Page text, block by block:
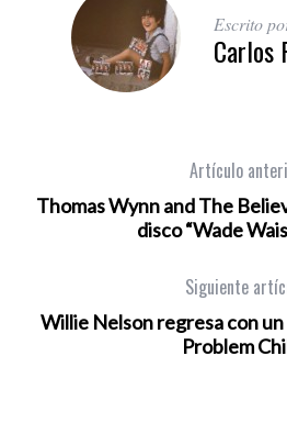
Escrito
Carlos
Artículo
Thomas Wynn and The
disco “Wade
Siguiente
Willie Nelson regresa con un
Problem